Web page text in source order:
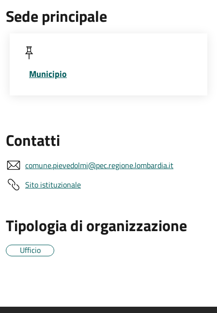
Sede principale
Municipio
Contatti
comune.pievedolmi@pec.regione.lombardia.it
Sito istituzionale
Tipologia di organizzazione
Ufficio